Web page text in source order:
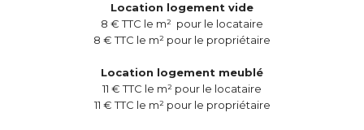
Location logement vide
8 € TTC le m² pour le locataire
8 € TTC le m² pour le propriétaire
Location logement meublé
11 € TTC le m² pour le locataire
11 € TTC le m² pour le propriétaire